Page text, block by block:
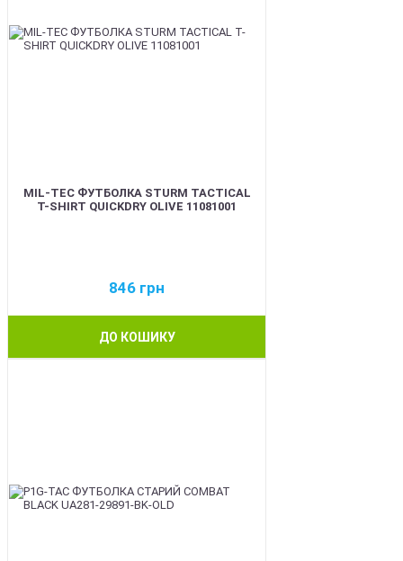
MIL-TEC ФУТБОЛКА STURM TACTICAL
T-SHIRT QUICKDRY OLIVE 11081001
846 грн
ДО КОШИКУ